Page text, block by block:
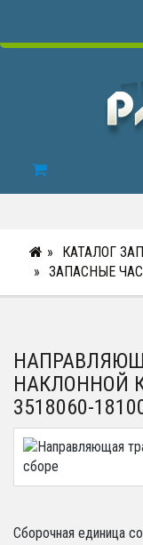
КАТАЛОГ
ЗАПАСНЫЕ
НАКЛОННОЙ
3518060-
Сборочная единица